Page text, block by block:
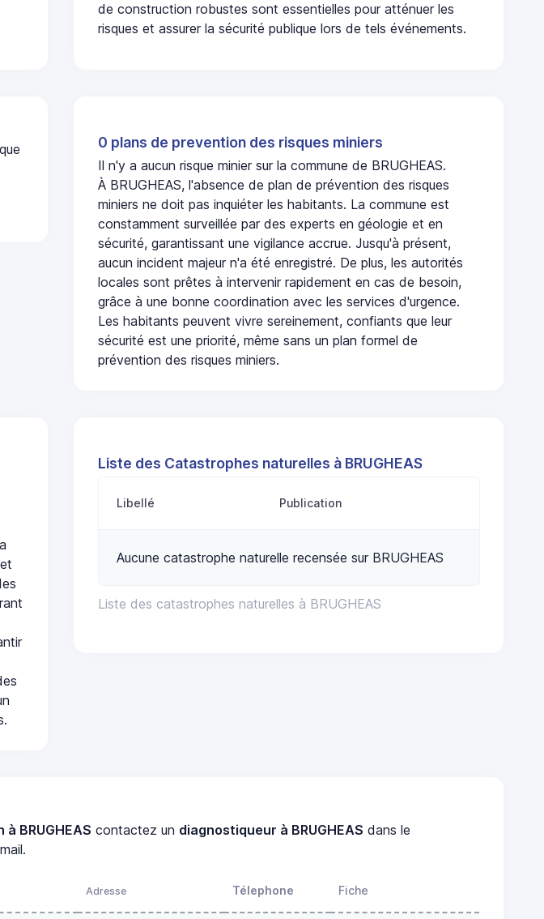
de construction robustes sont essentielles pour atténuer les
risques et assurer la sécurité publique lors de tels événements.
0 plans de prevention des risques miniers
Il n'y a aucun risque minier sur la commune de BRUGHEAS.
À BRUGHEAS, l'absence de plan de prévention des risques
miniers ne doit pas inquiéter les habitants. La commune est
constamment surveillée par des experts en géologie et en
sécurité, garantissant une vigilance accrue. Jusqu'à présent,
aucun incident majeur n'a été enregistré. De plus, les autorités
locales sont prêtes à intervenir rapidement en cas de besoin,
grâce à une bonne coordination avec les services d'urgence.
Les habitants peuvent vivre sereinement, confiants que leur
sécurité est une priorité, même sans un plan formel de
prévention des risques miniers.
Liste des Catastrophes naturelles à BRUGHEAS
Liste des catastrophes naturelles à BRUGHEAS
Libellé Publication
Aucune catastrophe naturelle recensée sur BRUGHEAS
BRUGHEAS contactez un diagnostiqueur à BRUGHEAS dans le
Adresse Télephone Fiche